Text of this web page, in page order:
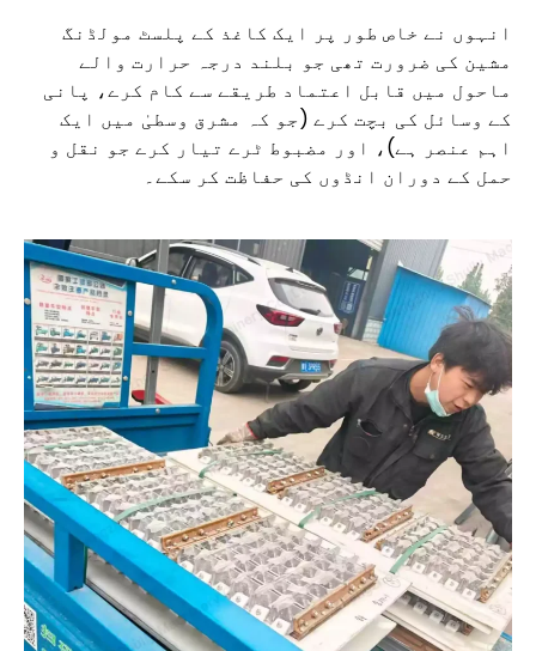
انہوں نے خاص طور پر ایک کاغذ کے پلسٹ مولڈنگ
مشین کی ضرورت تھی جو بلند درجہ حرارت والے
ماحول میں قابل اعتماد طریقے سے کام کرے، پانی
کے وسائل کی بچت کرے (جو کہ مشرق وسطیٰ میں ایک
اہم عنصر ہے)، اور مضبوط ٹرے تیار کرے جو نقل و
حمل کے دوران انڈوں کی حفاظت کر سکے۔